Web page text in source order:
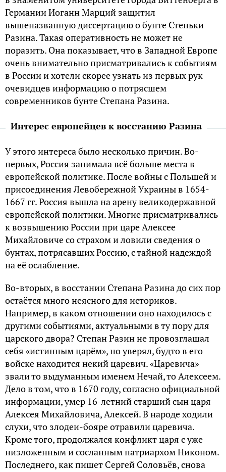
Германии Иоганн Марций защитил
вышеназванную диссертацию о бунте Стеньки
Разина. Такая оперативность не может не
поразить. Она показывает, что в Западной Европе
очень внимательно присматривались к событиям
в России и хотели скорее узнать из первых рук
очевидцев информацию о потрясшем
современников бунте Степана Разина.
Интерес европейцев к восстанию Разина
У этого интереса было несколько причин. Во-
первых, Россия занимала всё больше места в
европейской политике. После войны с Польшей и
присоединения Левобережной Украины в 1654-
1667 гг. Россия вышла на арену великодержавной
европейской политики. Многие присматривались
к возвышению России при царе Алексее
Михайловиче со страхом и ловили сведения о
бунтах, потрясавших Россию, с тайной надеждой
на её ослабление.
Во-вторых, в восстании Степана Разина до сих пор
остаётся много неясного для историков.
Например, в каком отношении оно находилось с
другими событиями, актуальными в ту пору для
царского двора? Степан Разин не провозглашал
себя «истинным царём», но уверял, будто в его
войске находится некий царевич. «Царевича»
звали то выдуманным именем Нечай, то Алексеем.
Дело в том, что в 1670 году, согласно официальной
информации, умер 16-летний старший сын царя
Алексея Михайловича, Алексей. В народе ходили
слухи, что злодеи-бояре отравили царевича.
Кроме того, продолжался конфликт царя с уже
низложенным и сосланным патриархом Никоном.
Последнего, как пишет Сергей Соловьёв, снова